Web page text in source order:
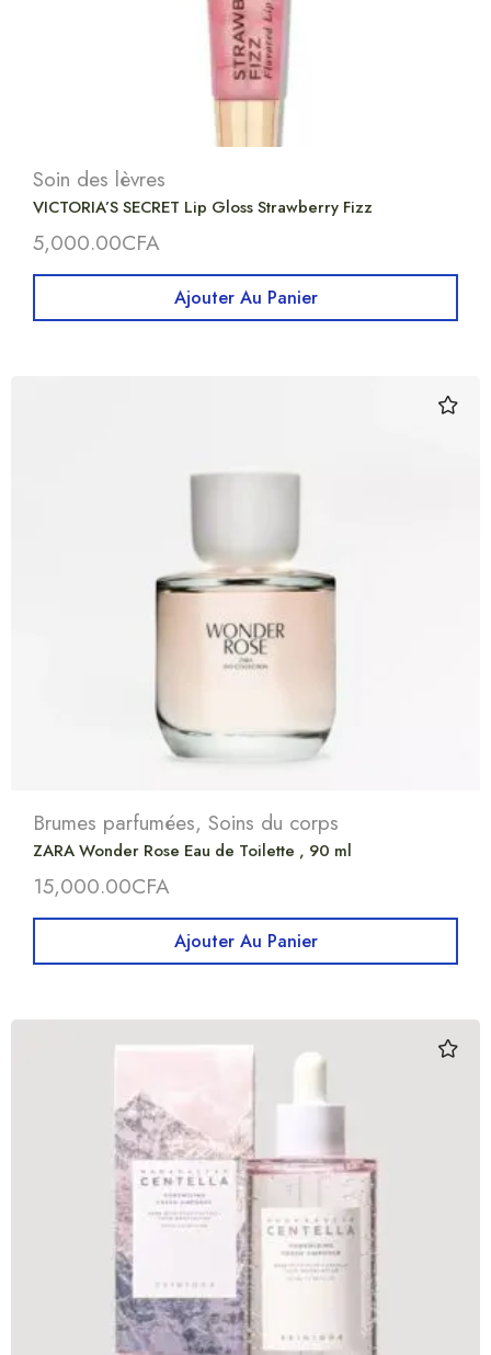
Soin des lèvres
VICTORIA’S SECRET Lip Gloss Strawberry Fizz
5,000.00CFA
Ajouter Au Panier
Brumes parfumées, Soins du corps
ZARA Wonder Rose Eau de Toilette , 90 ml
15,000.00CFA
Ajouter Au Panier